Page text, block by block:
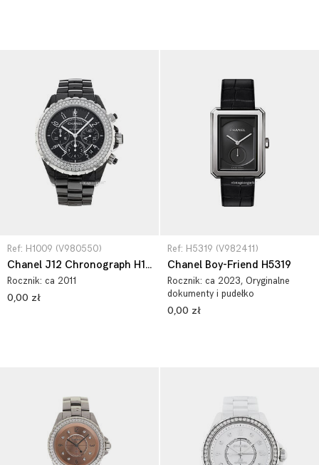
Ref: H1009 (V980550)
Chanel J12 Chronograph H1009
Rocznik: ca 2011
0,00 zł
Ref: H5319 (V982411)
Chanel Boy-Friend H5319
Rocznik: ca 2023, Oryginalne
dokumenty i pudełko
0,00 zł